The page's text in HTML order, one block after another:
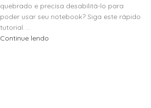
quebrado e precisa desabilitá-lo para
poder usar seu notebook? Siga este rápido
tutorial. ...
Continue lendo